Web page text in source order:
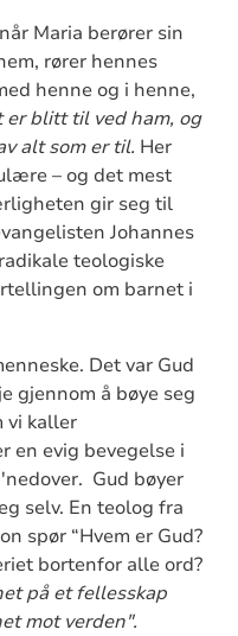
Maria berører sin
rører hennes
henne og i henne,
er blitt til ved ham, og
alt som er til. Her
– og det mest
gir seg til
Johannes
teologiske
om barnet i
Det var Gud
gjennom å bøye seg
vi kaller
en evig bevegelse i
Gud bøyer
selv. En teolog fra
spør “Hvem er Gud?
bortenfor alle ord?
på et fellesskap
mot verden".